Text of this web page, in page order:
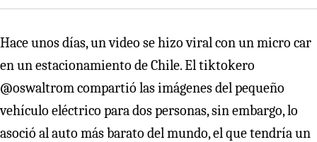
Hace unos días, un video se hizo viral con un micro car
en un estacionamiento de Chile. El tiktokero
@oswaltrom compartió las imágenes del pequeño
vehículo eléctrico para dos personas, sin embargo, lo
asoció al auto más barato del mundo, el que tendría un